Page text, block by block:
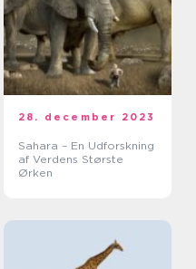
28. december 2023
Sahara – En Udforskning
af Verdens Største
Ørken